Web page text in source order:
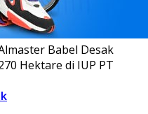
Babel Desak
Hektare di IUP PT